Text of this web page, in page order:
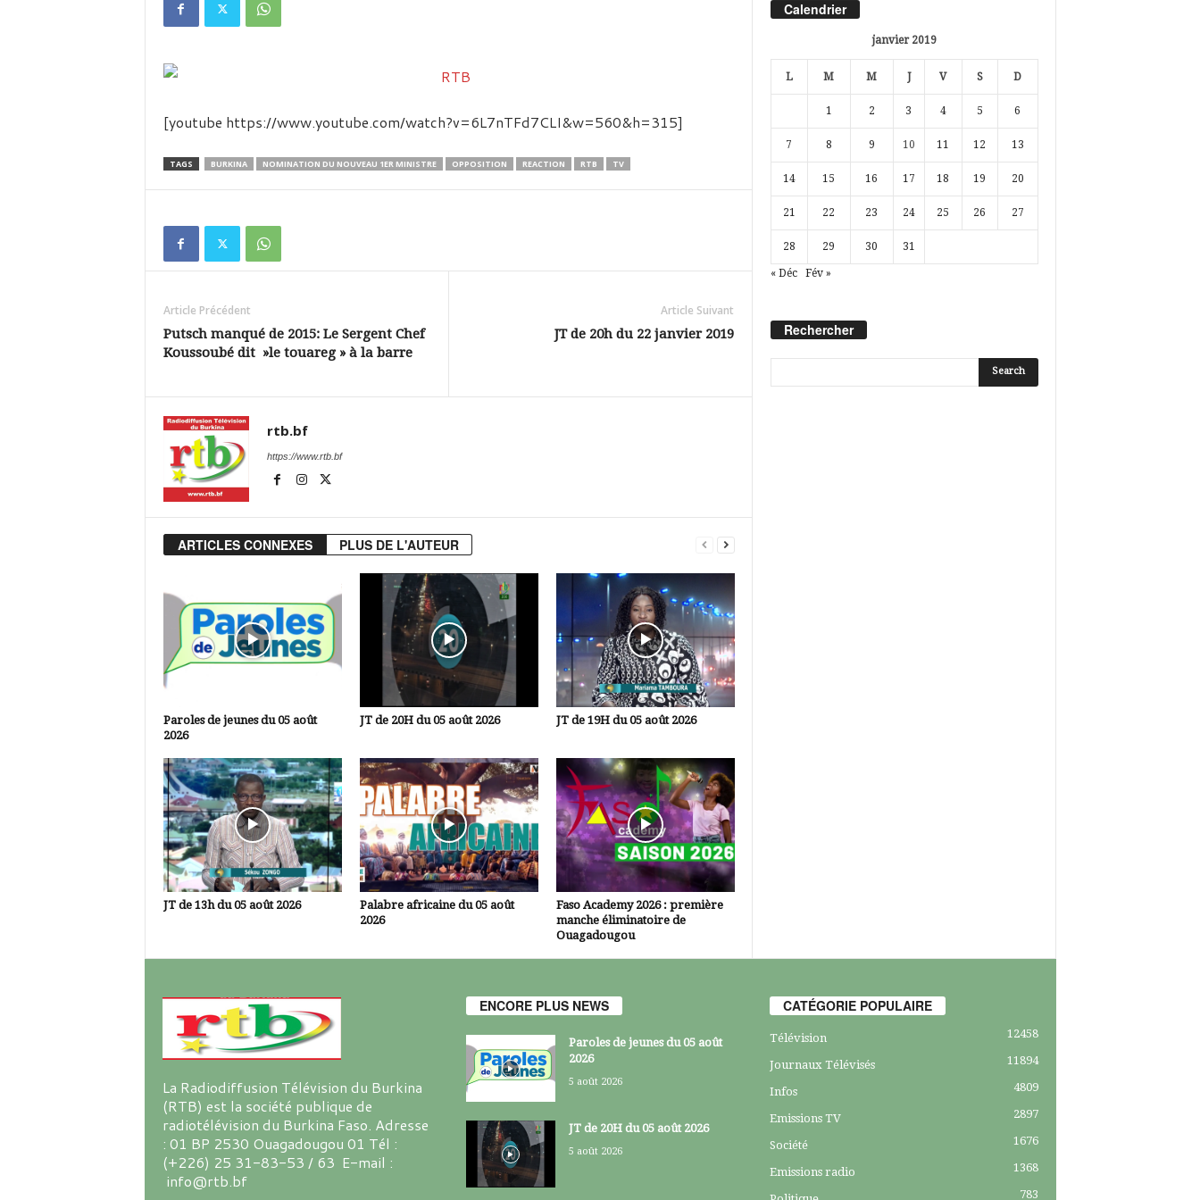
u
[youtube https://www.youtube.com/watch?v=6L7nTFd7CLI&w=560&h=315]
TAGS BURKINA NOMINATION DU NOUVEAU 1ER MINISTRE OPPOSITION REACTION RTB TV
Article Précédent
Putsch manqué de 2015: Le Sergent Chef
Koussoubé dit »le touareg » à la barre
Article Suivant
JT de 20h du 22 janvier 2019
rtb.bf
https://www.rtb.bf
ARTICLES CONNEXES PLUS DE L'AUTEUR
Paroles de jeunes du 05 août
2026
JT de 20H du 05 août 2026 JT de 19H du 05 août 2026
JT de 13h du 05 août 2026
Palabre africaine du 05 août
2026
Faso Academy 2026 : première
manche éliminatoire de
Ouagadougou
Calendrier
janvier 2019
L M M J V S D
1 2 3 4 5 6
7 8 9 10 11 12 13
14 15 16 17 18 19 20
21 22 23 24 25 26 27
28 29 30 31
« Déc Fév »
Rechercher
La Radiodiffusion Télévision du Burkina
(RTB) est la société publique de
radiotélévision du Burkina Faso. Adresse
: 01 BP 2530 Ouagadougou 01 Tél :
(+226) 25 31-83-53 / 63 E-mail :
info@rtb.bf
ENCORE PLUS NEWS
Paroles de jeunes du 05 août
2026
5 août 2026
JT de 20H du 05 août 2026
5 août 2026
CATÉGORIE POPULAIRE
Télévision 12458
Journaux Télévisés 11894
Infos 4809
Emissions TV 2897
Société 1676
Emissions radio 1368
783